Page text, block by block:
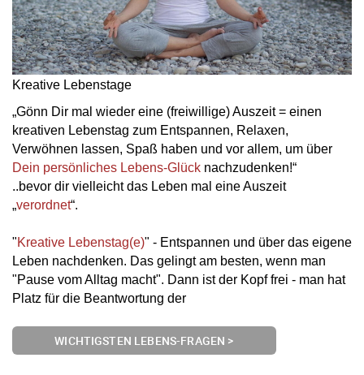
Kreative Lebenstage
„Gönn Dir mal wieder eine (freiwillige) Auszeit = einen
kreativen Lebenstag zum Entspannen, Relaxen,
Verwöhnen lassen, Spaß haben und vor allem, um über
Dein persönliches Lebens-Glück nachzudenken!“
..bevor dir vielleicht das Leben mal eine Auszeit
„verordnet“.
"Kreative Lebenstag(e)" - Entspannen und über das eigene
Leben nachdenken. Das gelingt am besten, wenn man
"Pause vom Alltag macht". Dann ist der Kopf frei - man hat
Platz für die Beantwortung der
WICHTIGSTEN LEBENS-FRAGEN >